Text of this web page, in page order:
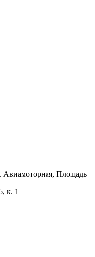
Авиамоторная, Площадь
к. 1